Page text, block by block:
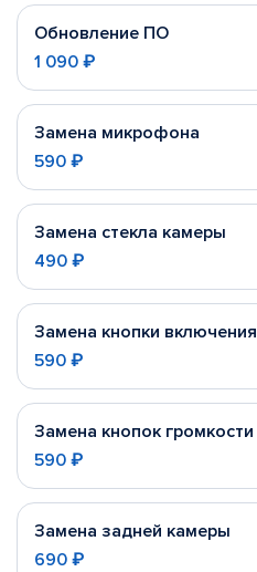
Обновление ПО
1 090 ₽
Замена микрофона
590 ₽
Замена стекла камеры
490 ₽
Замена кнопки включения
590 ₽
Замена кнопок громкости
590 ₽
Замена задней камеры
690 ₽